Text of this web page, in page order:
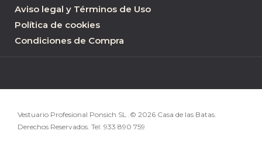
Aviso legal y Términos de Uso
Política de cookies
Condiciones de Compra
Vestuario Profesional Ponsich SL .© 2026 Casa de las Batas.
Derechos Reservados. Tel: 933 890 759